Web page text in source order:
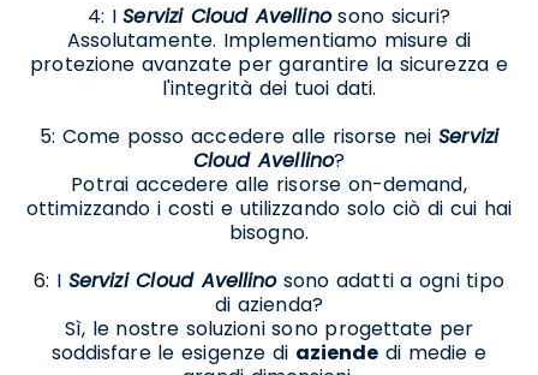
4: IServizi Cloud Avellinosono sicuri?
Assolutamente. Implementiamo misure di
protezione avanzate per garantire la sicurezza e
l'integrità dei tuoi dati.
5: Come posso accedere alle risorse neiServizi
Cloud Avellino?
Potrai accedere alle risorse on-demand,
ottimizzando i costi e utilizzando solo ciò di cui hai
bisogno.
6: I Servizi Cloud Avellinosono adatti a ogni tipo
di azienda?
Sì, le nostre soluzioni sono progettate per
soddisfare le esigenze di aziende di medie e